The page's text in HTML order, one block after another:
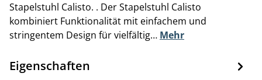
Stapelstuhl Calisto. . Der Stapelstuhl Calisto
kombiniert Funktionalität mit einfachem und
stringentem Design für vielfältig… Mehr
Eigenschaften